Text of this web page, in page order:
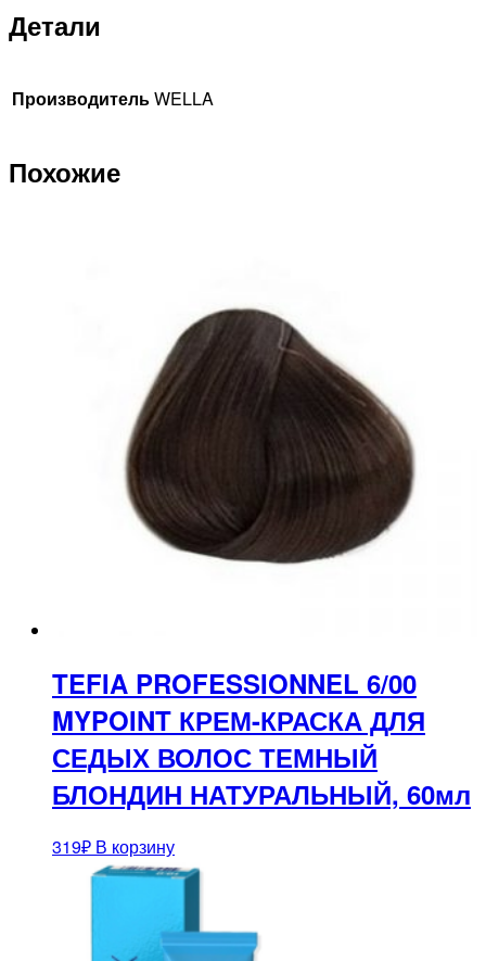
Детали
ПроизводительWELLA
Похожие
TEFIA PROFESSIONNEL 6/00
MYPOINT КРЕМ-КРАСКА ДЛЯ
СЕДЫХ ВОЛОС ТЕМНЫЙ
БЛОНДИН НАТУРАЛЬНЫЙ, 60мл
319₽ В корзину